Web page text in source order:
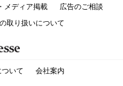
メディア掲載
広告のご相談
取り扱いについて
いて 会社案内